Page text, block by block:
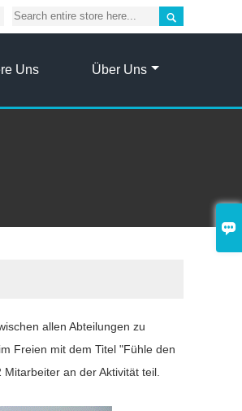


Uns Über Uns
allen Abteilungen zu
Freien mit dem Titel "Fühle den
an der Aktivität teil.